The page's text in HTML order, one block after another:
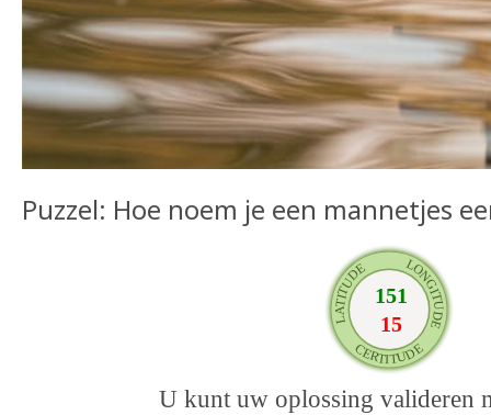
Puzzel: Hoe noem je een mannetjes
U kunt uw oplossing valideren